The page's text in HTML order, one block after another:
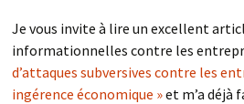
Je vous invite à lire un excellent
informationnelles contre les
d’attaques subversives contre les
ingérence économique »et m’a déjà